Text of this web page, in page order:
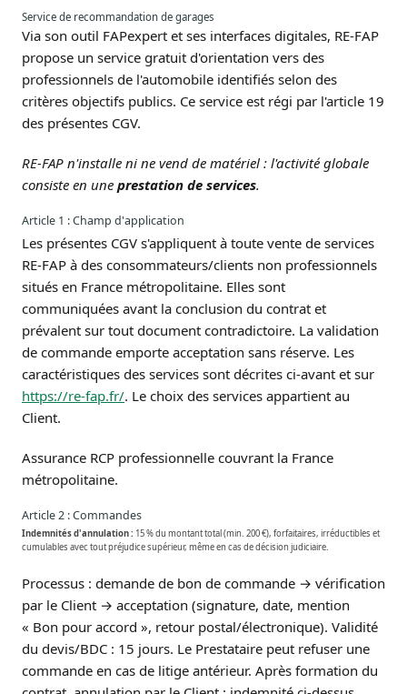
Service de recommandation de garages
Via son outil FAPexpert et ses interfaces digitales, RE-FAP
propose un service gratuit d'orientation vers des
professionnels de l'automobile identifiés selon des
critères objectifs publics. Ce service est régi par l'article 19
des présentes CGV.
RE-FAP n'installe ni ne vend de matériel : l'activité globale
consiste en une prestation de services.
Article 1 : Champ d'application
Les présentes CGV s'appliquent à toute vente de services
RE-FAP à des consommateurs/clients non professionnels
situés en France métropolitaine. Elles sont
communiquées avant la conclusion du contrat et
prévalent sur tout document contradictoire. La validation
de commande emporte acceptation sans réserve. Les
caractéristiques des services sont décrites ci-avant et sur
https://re-fap.fr/. Le choix des services appartient au
Client.
Assurance RCP professionnelle couvrant la France
métropolitaine.
Article 2 : Commandes
Indemnités d'annulation : 15 % du montant total (min. 200 €), forfaitaires, irréductibles et
cumulables avec tout préjudice supérieur, même en cas de décision judiciaire.
Processus : demande de bon de commande → vérification
par le Client → acceptation (signature, date, mention
« Bon pour accord », retour postal/électronique). Validité
du devis/BDC : 15 jours. Le Prestataire peut refuser une
commande en cas de litige antérieur. Après formation du